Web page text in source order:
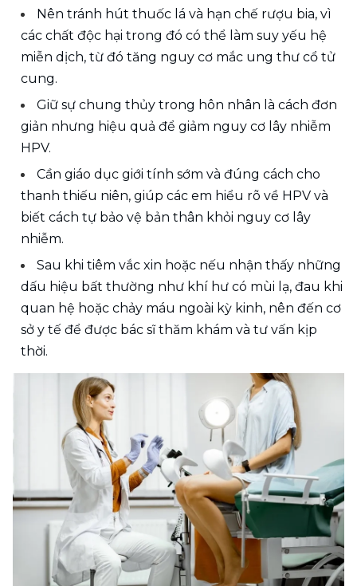
Nên tránh hút thuốc lá và hạn chế rượu bia, vì
các chất độc hại trong đó có thể làm suy yếu hệ
miễn dịch, từ đó tăng nguy cơ mắc ung thư cổ tử
cung.
Giữ sự chung thủy trong hôn nhân là cách đơn
giản nhưng hiệu quả để giảm nguy cơ lây nhiễm
HPV.
Cần giáo dục giới tính sớm và đúng cách cho
thanh thiếu niên, giúp các em hiểu rõ về HPV và
biết cách tự bảo vệ bản thân khỏi nguy cơ lây
nhiễm.
Sau khi tiêm vắc xin hoặc nếu nhận thấy những
dấu hiệu bất thường như khí hư có mùi lạ, đau khi
quan hệ hoặc chảy máu ngoài kỳ kinh, nên đến cơ
sở y tế để được bác sĩ thăm khám và tư vấn kịp
thời.